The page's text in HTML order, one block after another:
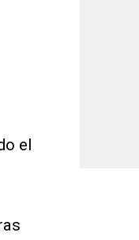
el